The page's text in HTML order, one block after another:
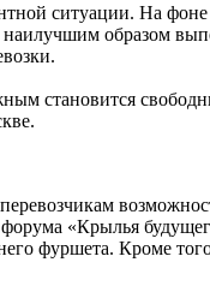
ситуации. На
образом
становится
«Крылья
фуршета. Кроме